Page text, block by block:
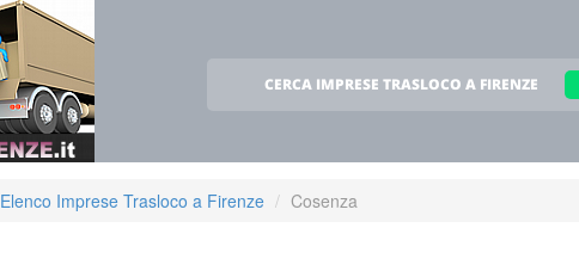
CERCA IMPRESE TRASLOCO A FIRENZE
Elenco Imprese Trasloco a Firenze Cosenza